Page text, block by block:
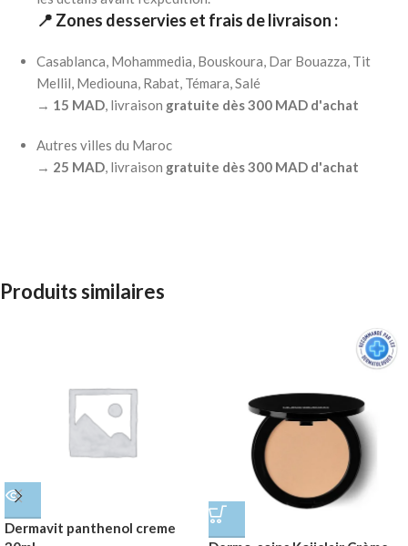
📍 Zones desservies et frais de livraison :
Casablanca, Mohammedia, Bouskoura, Dar Bouazza, Tit
Mellil, Mediouna, Rabat, Témara, Salé
→ 15 MAD, livraison gratuite dès 300 MAD d'achat
Autres villes du Maroc
→ 25 MAD, livraison gratuite dès 300 MAD d'achat
Produits similaires
Dermavit panthenol creme